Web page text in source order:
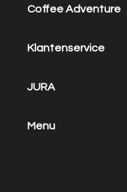
Coffee Adventure
Klantenservice
JURA
Menu